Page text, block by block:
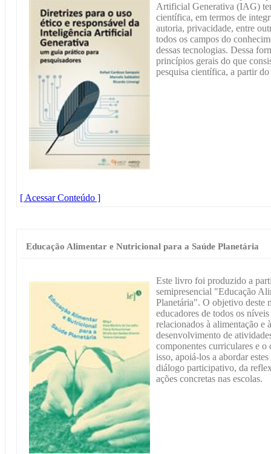
Artificial Generativa (IAG)
científica, em termos de
autoria, privacidade, entre
todos os campos do
dessas tecnologias. Dessa
princípios gerais do que
pesquisa científica, a partir
[ Acessar Conteúdo ]
Educação Alimentar e Nutricional para a Saúde Planetária
Este livro foi produzido a
semipresencial "Educação
Planetária". O objetivo deste
educadores de todos os
relacionados à alimentação e
desenvolvimento de
componentes curriculares e o
isso, apoiá-los a abordar
diálogo participativo, da
ações concretas nas escolas.